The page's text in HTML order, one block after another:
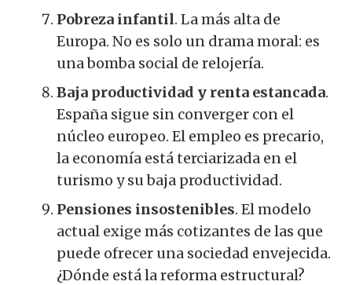
Pobreza infantil. La más alta de
Europa. No es solo un drama moral: es
una bomba social de relojería.
Baja productividad y renta estancada.
España sigue sin converger con el
núcleo europeo. El empleo es precario,
la economía está terciarizada en el
turismo y su baja productividad.
Pensiones insostenibles. El modelo
actual exige más cotizantes de las que
puede ofrecer una sociedad envejecida.
¿Dónde está la reforma estructural?